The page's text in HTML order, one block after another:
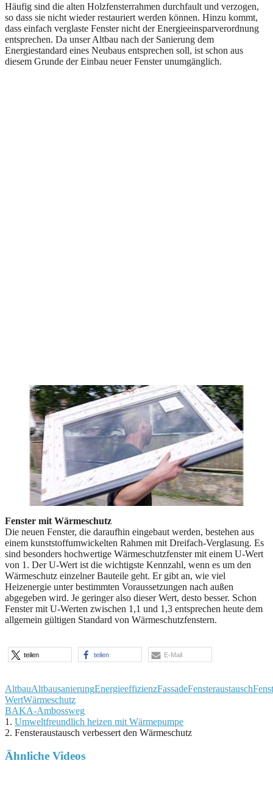
Häufig sind die alten Holzfensterrahmen durchfault und verzogen,
so dass sie nicht wieder restauriert werden können. Hinzu kommt,
dass einfach verglaste Fenster nicht der Energieeinsparverordnung
entsprechen. Da unser Altbau nach der Sanierung dem
Energiestandard eines Neubaus entsprechen soll, ist schon aus
diesem Grunde der Einbau neuer Fenster unumgänglich.
Fenster mit Wärmeschutz
Die neuen Fenster, die daraufhin eingebaut werden, bestehen aus
einem kunststoffumwickelten Rahmen mit Dreifach-Verglasung. Es
sind besonders hochwertige Wärmeschutzfenster mit einem U-Wert
von 1. Der U-Wert ist die wichtigste Kennzahl, wenn es um den
Wärmeschutz einzelner Bauteile geht. Er gibt an, wie viel
Heizenergie unter bestimmten Voraussetzungen nach außen
abgegeben wird. Je geringer also dieser Wert, desto besser. Schon
Fenster mit U-Werten zwischen 1,1 und 1,3 entsprechen heute dem
allgemein gültigen Standard von Wärmeschutzfenstern.
teilen teilen E-Mail
AltbauAltbausanierungEnergieeffizienzFassadeFensteraustausch
WertWärmeschutz
BAKA-Ambossweg
1. Umweltfreundlich heizen mit Wärmepumpe
2. Fensteraustausch verbessert den Wärmeschutz
Ähnliche Videos